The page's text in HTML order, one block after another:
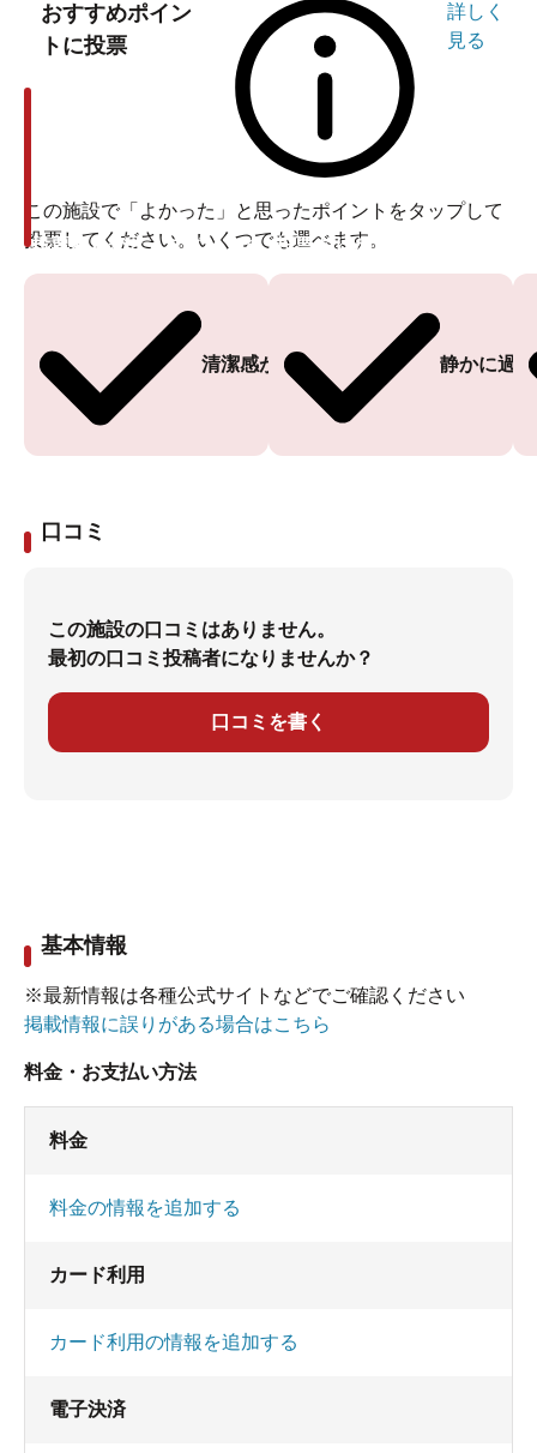
おすすめポイン
トに投票
詳しく
見る
この施設で「よかった」と思ったポイントをタップして
投票してください。いくつでも選べます。
清潔感がある
投票ありがとうございます
静かに過
投票ありがとうございます
口コミ
この施設の口コミはありません。
最初の口コミ投稿者になりませんか？
口コミを書く
基本情報
※最新情報は各種公式サイトなどでご確認ください
掲載情報に誤りがある場合はこちら
料金・お支払い方法
料金
料金の情報を追加する
カード利用
カード利用の情報を追加する
電子決済